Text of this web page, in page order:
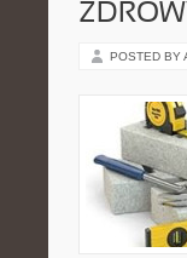
POSTED BY